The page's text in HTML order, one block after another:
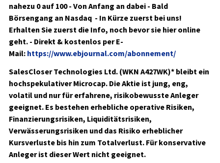
nahezu 0 auf 100 - Von Anfang an dabei - Bald
Börsengang an Nasdaq - In Kürze zuerst bei uns!
Erhalten Sie zuerst die Info, noch bevor sie hier online
geht. - Direkt & kostenlos per E-
Mail: https://www.ebjournal.com/abonnement/
SalesCloser Technologies Ltd. (WKN A427WK)* bleibt ein
hochspekulativer Microcap. Die Aktie ist jung, eng,
volatil und nur für erfahrene, risikobewusste Anleger
geeignet. Es bestehen erhebliche operative Risiken,
Finanzierungsrisiken, Liquiditätsrisiken,
Verwässerungsrisiken und das Risiko erheblicher
Kursverluste bis hin zum Totalverlust. Für konservative
Anleger ist dieser Wert nicht geeignet.